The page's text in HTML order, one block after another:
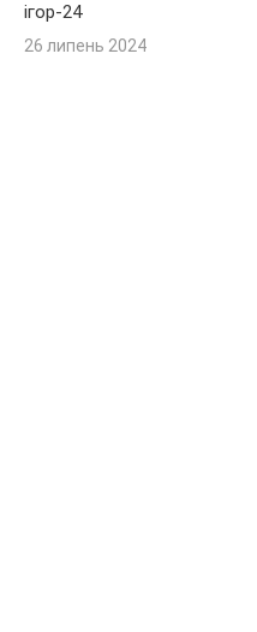
ігор-24
26 липень 2024